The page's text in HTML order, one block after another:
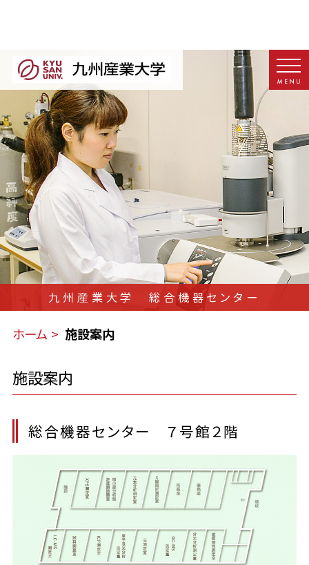
九州産業大学 総合機器センター
ホーム 施設案内
施設案内
総合機器センター ７号館２階